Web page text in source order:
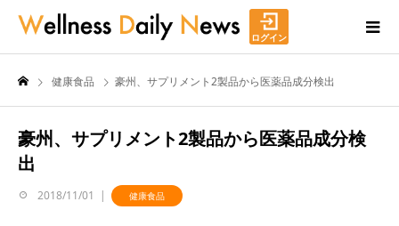
ログイン
健康食品 豪州、サプリメント2製品から医薬品成分検出
豪州、サプリメント2製品から医薬品成分検
出
2018/11/01 健康食品